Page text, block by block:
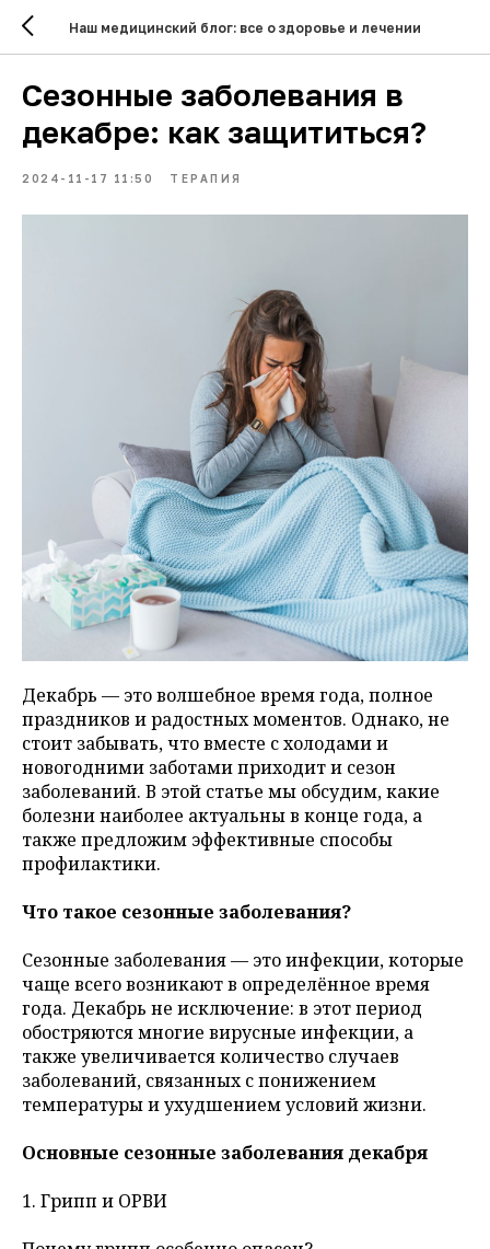
Наш медицинский блог: все о здоровье и лечении
Сезонные заболевания в
декабре: как защититься?
2024-11-17 11:50 ТЕРАПИЯ
Декабрь — это волшебное время года, полное
праздников и радостных моментов. Однако, не
стоит забывать, что вместе с холодами и
новогодними заботами приходит и сезон
заболеваний. В этой статье мы обсудим, какие
болезни наиболее актуальны в конце года, а
также предложим эффективные способы
профилактики.
Что такое сезонные заболевания?
Сезонные заболевания — это инфекции, которые
чаще всего возникают в определённое время
года. Декабрь не исключение: в этот период
обостряются многие вирусные инфекции, а
также увеличивается количество случаев
заболеваний, связанных с понижением
температуры и ухудшением условий жизни.
Основные сезонные заболевания декабря
1. Грипп и ОРВИ